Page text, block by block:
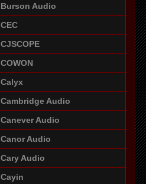
Burson Audio
CEC
CJSCOPE
COWON
Calyx
Cambridge Audio
Canever Audio
Canor Audio
Cary Audio
Cayin